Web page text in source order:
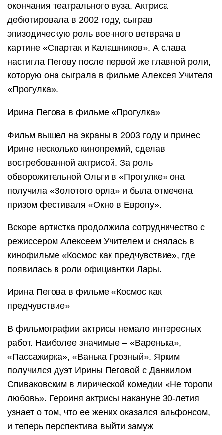
окончания театрального вуза. Актриса
дебютировала в 2002 году, сыграв
эпизодическую роль военного ветврача в
картине «Спартак и Калашников». А слава
настигла Пегову после первой же главной роли,
которую она сыграла в фильме Алексея Учителя
«Прогулка».
Ирина Пегова в фильме «Прогулка»
Фильм вышел на экраны в 2003 году и принес
Ирине несколько кинопремий, сделав
востребованной актрисой. За роль
обворожительной Ольги в «Прогулке» она
получила «Золотого орла» и была отмечена
призом фестиваля «Окно в Европу».
Вскоре артистка продолжила сотрудничество с
режиссером Алексеем Учителем и снялась в
кинофильме «Космос как предчувствие», где
появилась в роли официантки Лары.
Ирина Пегова в фильме «Космос как
предчувствие»
В фильмографии актрисы немало интересных
работ. Наиболее значимые – «Варенька»,
«Пассажирка», «Ванька Грозный». Ярким
получился дуэт Ирины Пеговой с Даниилом
Спиваковским в лирической комедии «Не торопи
любовь». Героиня актрисы накануне 30-летия
узнает о том, что ее жених оказался альфонсом,
и теперь перспектива выйти замуж